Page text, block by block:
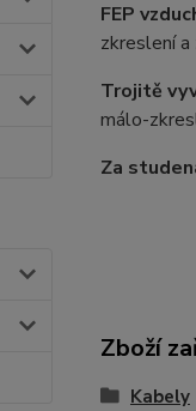
FEP
zkreslení a
Trojitě
málo-
Za
Zboží
Kabely